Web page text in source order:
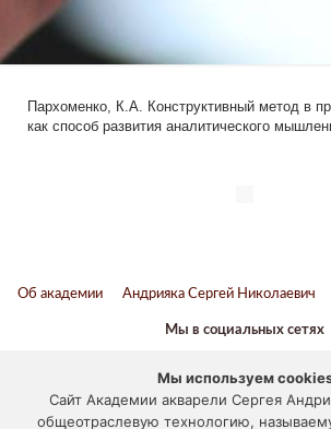
Пархоменко, К.А. Конструктивный метод в
как способ развития аналитического
Об академии Андрияка Сергей Николаевич
Мы в социальных сетях
Наука и образование против
Мы используем
Сайт Академии акварели Сергея
общеотраслевую технологию,